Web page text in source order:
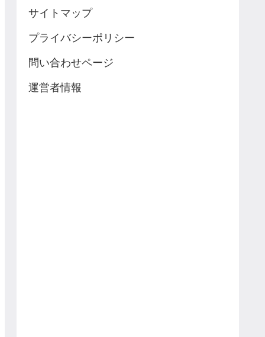
サイトマップ
プライバシーポリシー
問い合わせページ
運営者情報